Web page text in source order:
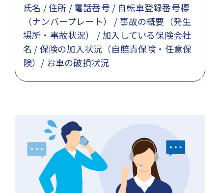
氏名 / 住所 / 電話番号 / 自転車登録番号標
（ナンバープレート） / 事故の概要（発生
場所・事故状況） / 加入している保険会社
名 / 保険の加入状況（自賠責保険・任意保
険）/ お車の破損状況